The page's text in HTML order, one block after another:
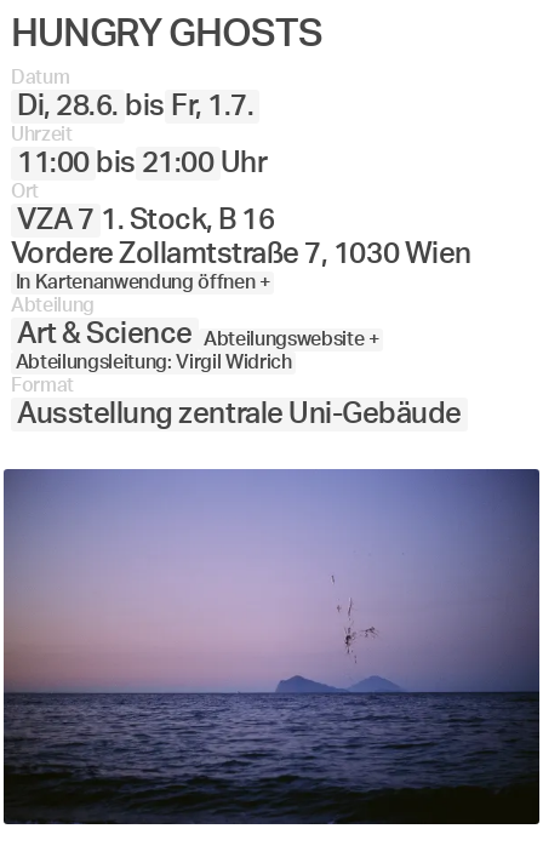
HUNGRY GHOSTS
Datum
Di, 28.6. bis Fr, 1.7.
Uhrzeit
11:00 bis 21:00 Uhr
Ort
VZA 7 1. Stock, B 16
Vordere Zollamtstraße 7, 1030 Wien
In Kartenanwendung öffnen +
Abteilung
Art & Science
Abteilungswebsite +
Abteilungsleitung: Virgil Widrich
Format
Ausstellung zentrale Uni-Gebäude